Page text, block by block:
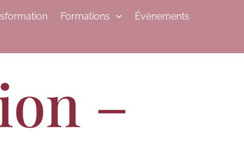
Formations
Évènements
–